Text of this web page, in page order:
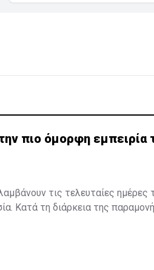
πιο όμορφη εμπειρία
τις τελευταίες ημέρες
Κατά τη διάρκεια της